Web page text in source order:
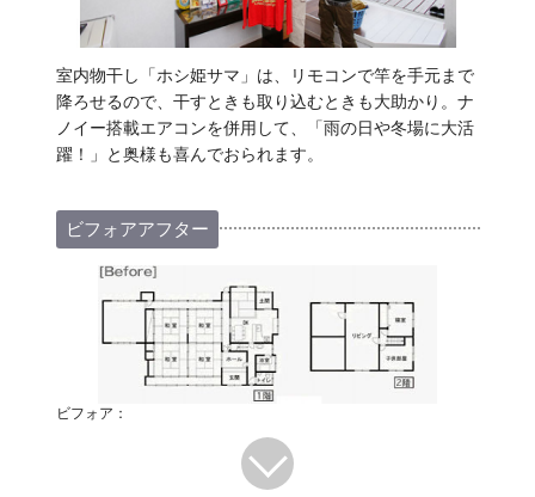
室内物干し「ホシ姫サマ」は、リモコンで竿を手元まで
降ろせるので、干すときも取り込むときも大助かり。ナ
ノイー搭載エアコンを併用して、「雨の日や冬場に大活
躍！」と奥様も喜んでおられます。
ビフォアアフター
ビフォア：